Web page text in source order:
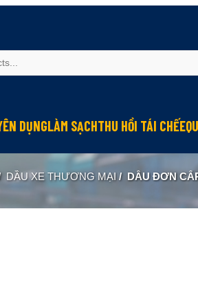
nghiệp
DỤNG
mỡ cho đầu nối connector
mỡ cho hệ thống điện
chống kẹt
LÀM SẠCH
Làm sạch và bảo vệ máy
Lớp phủ chống ma sát
Lớp phủ chống rỉ
THU HỒI TÁI CHẾ
Thu hồi hơi dầu
Tái chế dầu thải
DẦU XE THƯƠNG MẠI / DẦU ĐƠN CẤP CHO